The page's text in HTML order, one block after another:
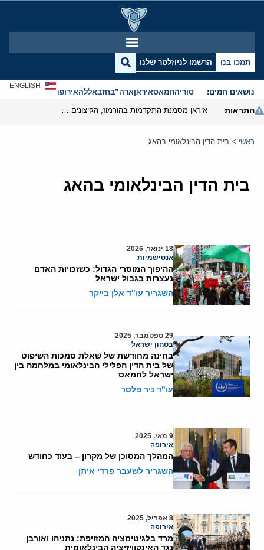
תמכו בנו הרשמו לניוזלטר שלנו
נושאים חמים: סוריהחמאסאיראןארה”בחזבאללהאירופהאנטישמיות
ENGLISH
התראות
ראשי > בית הדין הבינלאומי בהאג
בית הדין הבינלאומי בהאג
18 ינואר, 2026
אנטישמיות
ההיפוך המוסרי הגדול: כשזכויות האדם
נעצרות בגבול ישראל
השגריר עו"ד אלן בייקר
29 ספטמבר, 2025
בטחון ישראל
בחינה מחודשת של שאלת סמכות השיפוט
של בית הדין הפלילי הבינלאומי במלחמה בין
ישראל לחמאס
עו"ד ניר פלסר
9 מאי, 2025
אירופה
המהלך המסוכן של מקרון – בעוד כחודש
השגריר לשעבר פרדי איתן
8 אפריל, 2025
אירופה
מרד בלגיטימציה המזויפת: נתניהו ואורבן
נגד האינקוויזיציה הבינלאומית